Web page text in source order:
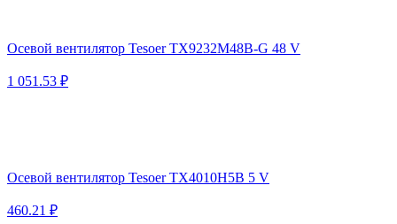
Осевой вентилятор Tesoer TX9232M48B-G 48 V
1 051.53 ₽
Осевой вентилятор Tesoer TX4010H5B 5 V
460.21 ₽